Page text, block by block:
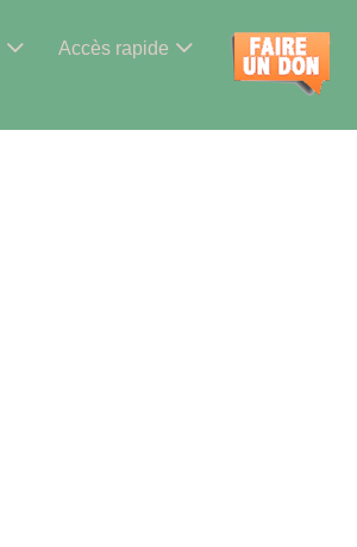
Accès rapide